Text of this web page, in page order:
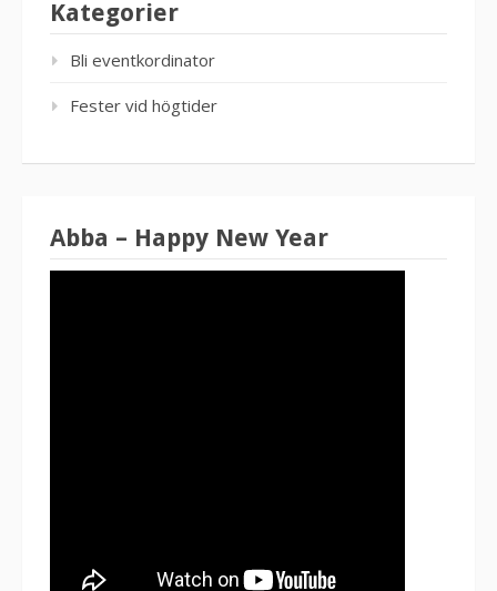
Kategorier
Bli eventkordinator
Fester vid högtider
Abba – Happy New Year